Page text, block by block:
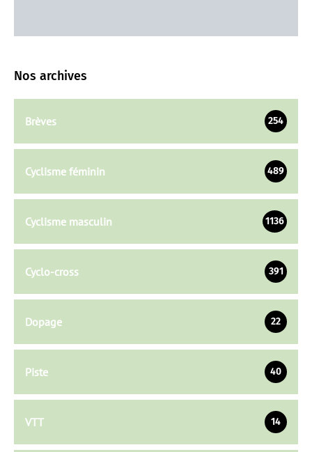
Nos archives
Brèves 254
Cyclisme féminin 489
Cyclisme masculin 1136
Cyclo-cross 391
Dopage 22
Piste 40
VTT 14